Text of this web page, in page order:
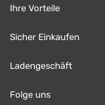
Ihre Vorteile
Sicher Einkaufen
Ladengeschäft
Folge uns